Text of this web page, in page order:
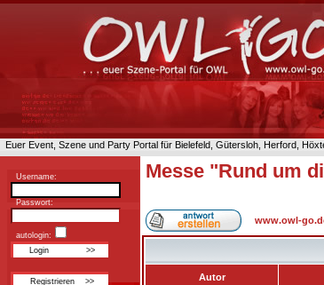
Euer Event, Szene und Party Portal für Bielefeld, Gütersloh, Herford,
Username:
Passwort:
autologin:
Messe "Rund um
www.owl-
Autor